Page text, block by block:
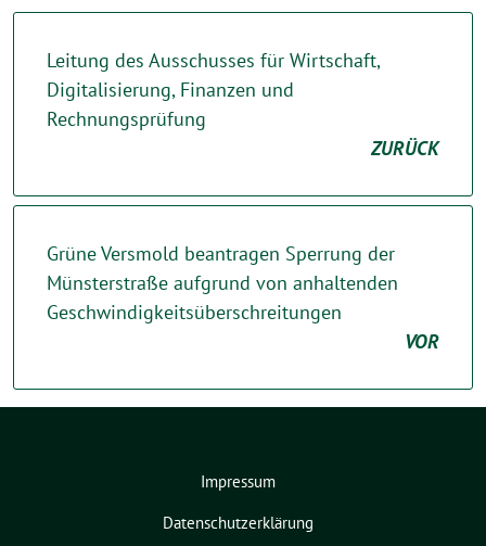
Leitung des Ausschusses für Wirtschaft,
Digitalisierung, Finanzen und
Rechnungsprüfung
ZURÜCK
Grüne Versmold beantragen Sperrung der
Münsterstraße aufgrund von anhaltenden
Geschwindigkeitsüberschreitungen
VOR
Impressum
Datenschutzerklärung